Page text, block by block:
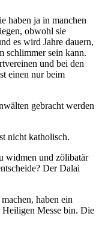
haben ja in manchen
obwohl sie
es wird Jahre dauern,
schlimmer sein kann.
und bei den
einen nur beim
gebracht werden
nicht katholisch.
widmen und zölibatär
Der Dalai
haben ein
Heiligen Messe bin. Die